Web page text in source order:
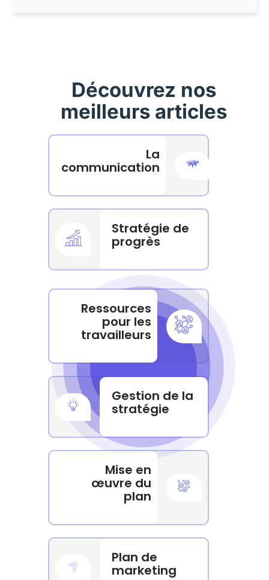
Découvrez nos
meilleurs articles
La
communication
Stratégie de
progrès
Ressources
pour les
travailleurs
Gestion de la
stratégie
Mise en
œuvre du
plan
Plan de
marketing